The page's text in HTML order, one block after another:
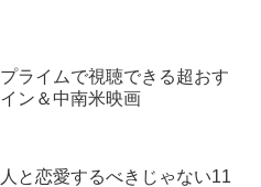
ライムで視聴できる超おす
ン＆中南米映画
と恋愛するべきじゃない11